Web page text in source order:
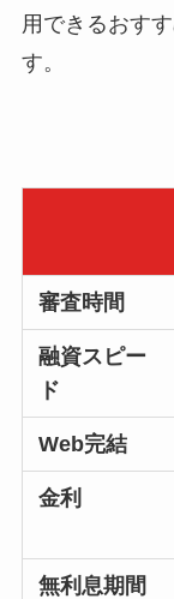
用できるおす
す。
審査時間
融資スピー
ド
Web完結
金利
無利息期間